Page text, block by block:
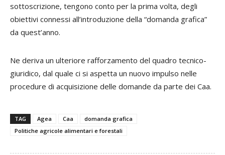
sottoscrizione, tengono conto per la prima volta, degli
obiettivi connessi all’introduzione della “domanda grafica”
da quest’anno.
Ne deriva un ulteriore rafforzamento del quadro tecnico-
giuridico, dal quale ci si aspetta un nuovo impulso nelle
procedure di acquisizione delle domande da parte dei Caa.
TAG Agea Caa
domanda grafica
Politiche agricole alimentari e forestali